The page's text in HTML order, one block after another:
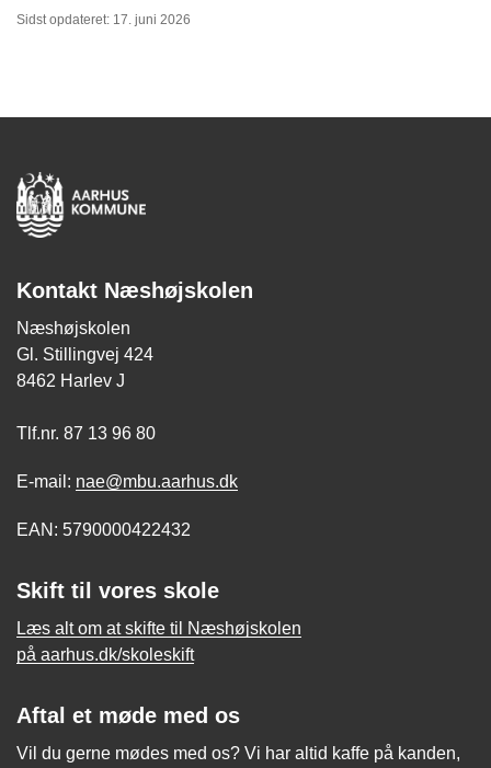
Sidst opdateret: 17. juni 2026
Kontakt Næshøjskolen
Næshøjskolen
Gl. Stillingvej 424
8462 Harlev J
Tlf.nr. 87 13 96 80
E-mail: nae@mbu.aarhus.dk
EAN: 5790000422432
Skift til vores skole
Læs alt om at skifte til Næshøjskolen
på aarhus.dk/skoleskift
Aftal et møde med os
Vil du gerne mødes med os? Vi har altid kaffe på kanden,